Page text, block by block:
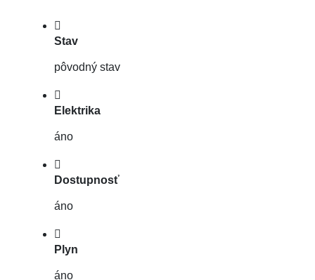
Stav
pôvodný stav
Elektrika
áno
Dostupnosť
áno
Plyn
áno